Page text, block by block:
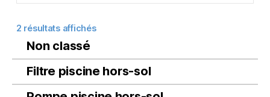
2 résultats affichés
Non classé
Filtre piscine hors-sol